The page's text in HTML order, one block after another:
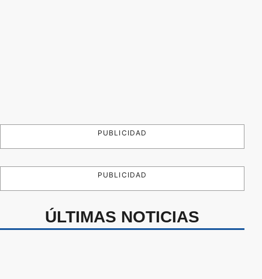
PUBLICIDAD
PUBLICIDAD
ÚLTIMAS NOTICIAS